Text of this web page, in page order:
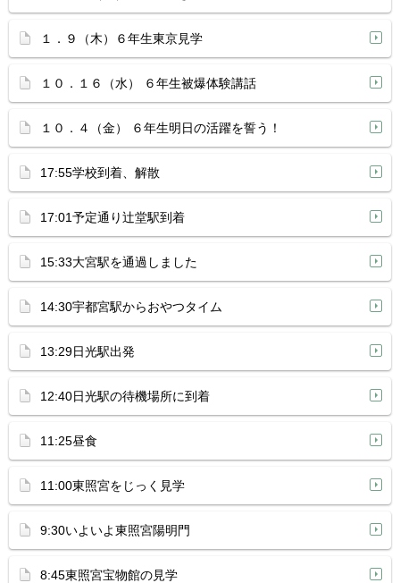
１．９（木）６年生東京見学
１０．１６（水） ６年生被爆体験講話
１０．４（金） ６年生明日の活躍を誓う！
17:55学校到着、解散
17:01予定通り辻堂駅到着
15:33大宮駅を通過しました
14:30宇都宮駅からおやつタイム
13:29日光駅出発
12:40日光駅の待機場所に到着
11:25昼食
11:00東照宮をじっく見学
9:30いよいよ東照宮陽明門
8:45東照宮宝物館の見学